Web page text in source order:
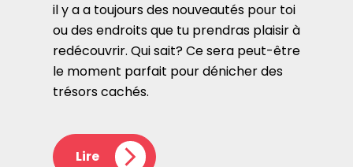
il y a a toujours des nouveautés pour toi
ou des endroits que tu prendras plaisir à
redécouvrir. Qui sait? Ce sera peut-être
le moment parfait pour dénicher des
trésors cachés.
Lire